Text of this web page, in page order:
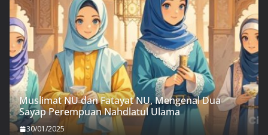
Muslimat NU dan Fatayat NU, Mengenal Dua
Sayap Perempuan Nahdlatul Ulama
30/01/2025